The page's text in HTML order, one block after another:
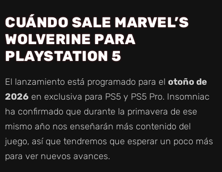
CUÁNDO SALE MARVEL’S
WOLVERINE PARA
PLAYSTATION 5
El lanzamiento está programado para el otoño de
2026 en exclusiva para PS5 y PS5 Pro. Insomniac
ha confirmado que durante la primavera de ese
mismo año nos enseñarán más contenido del
juego, así que tendremos que esperar un poco más
para ver nuevos avances.